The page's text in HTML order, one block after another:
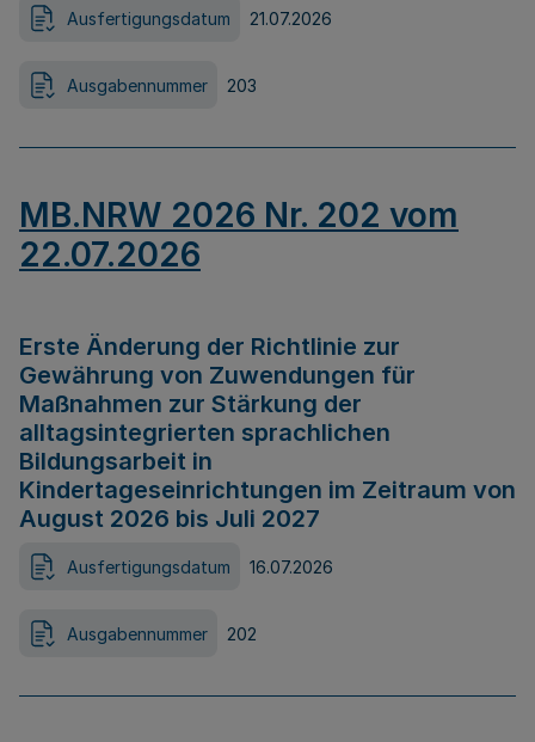
Ausfertigungsdatum 21.07.2026
Ausgabennummer 203
MB.NRW 2026 Nr. 202 vom
22.07.2026
Erste Änderung der Richtlinie zur
Gewährung von Zuwendungen für
Maßnahmen zur Stärkung der
alltagsintegrierten sprachlichen
Bildungsarbeit in
Kindertageseinrichtungen im Zeitraum von
August 2026 bis Juli 2027
Ausfertigungsdatum 16.07.2026
Ausgabennummer 202